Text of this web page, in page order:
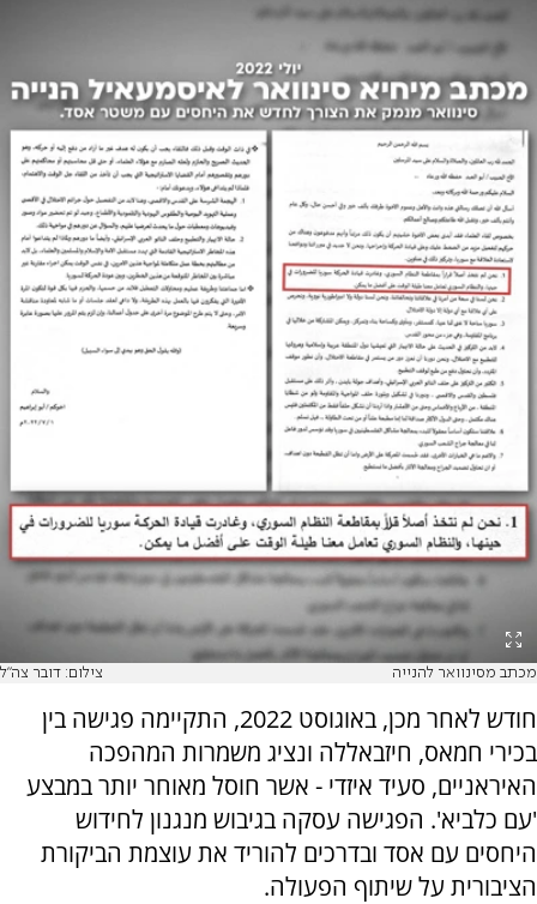
מכתב מסינוואר להנייה צילום: דובר צה"ל
חודש לאחר מכן, באוגוסט 2022, התקיימה פגישה בין
בכירי חמאס, חיזבאללה ונציג משמרות המהפכה
האיראניים, סעיד איזדי - אשר חוסל מאוחר יותר במבצע
'עם כלביא'. הפגישה עסקה בגיבוש מנגנון לחידוש
היחסים עם אסד ובדרכים להוריד את עוצמת הביקורת
הציבורית על שיתוף הפעולה.